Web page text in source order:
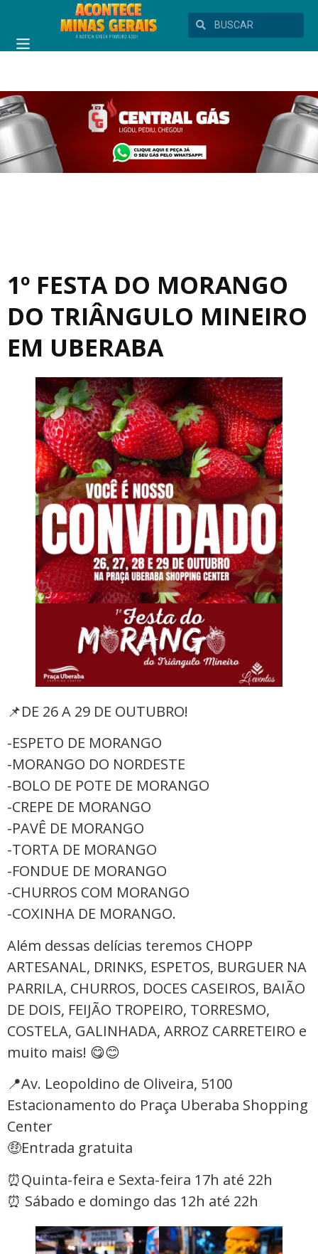
1º FESTA DO MORANGO
DO TRIÂNGULO MINEIRO
EM UBERABA
📌DE 26 A 29 DE OUTUBRO!
-ESPETO DE MORANGO
-MORANGO DO NORDESTE
-BOLO DE POTE DE MORANGO
-CREPE DE MORANGO
-PAVÊ DE MORANGO
-TORTA DE MORANGO
-FONDUE DE MORANGO
-CHURROS COM MORANGO
-COXINHA DE MORANGO.
Além dessas delícias teremos CHOPP
ARTESANAL, DRINKS, ESPETOS, BURGUER NA
PARRILA, CHURROS, DOCES CASEIROS, BAIÃO
DE DOIS, FEIJÃO TROPEIRO, TORRESMO,
COSTELA, GALINHADA, ARROZ CARRETEIRO e
muito mais! 😋😊
📍Av. Leopoldino de Oliveira, 5100
Estacionamento do Praça Uberaba Shopping
Center
🤑Entrada gratuita
⏰Quinta-feira e Sexta-feira 17h até 22h
⏰ Sábado e domingo das 12h até 22h